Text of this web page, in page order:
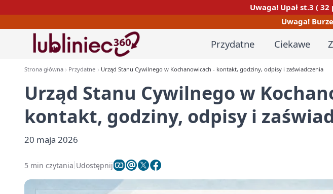
Uwaga! Upał st.3 (
Uwaga!
Przydatne Ciekawe
Strona główna Przydatne Urząd Stanu Cywilnego w Kochanowicach - kontakt, godziny, odpisy i zaświadczenia
Urząd Stanu Cywilnego w
kontakt, godziny, odpisy i
20 maja 2026
5 min czytania Udostępnij